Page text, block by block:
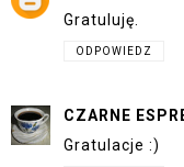
Gratuluję.
ODPOWIEDZ
CZARNE
Gratulacje :)